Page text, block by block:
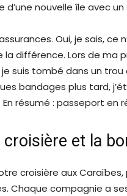
nouvelle île avec
Oui, je sais,
différence. Lors de ma
suis tombé dans un
bandages plus tard,
résumé : passeport en
et la
croisière aux
Chaque compagnie a